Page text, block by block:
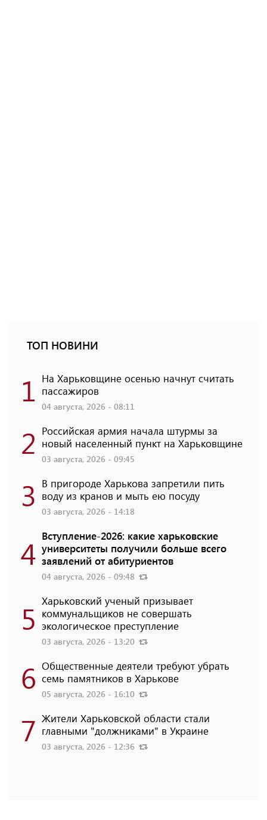
ТОП НОВИНИ
1 На Харьковщине осенью начнут считать
пассажиров
04 августа, 2026 - 08:11
2 Российская армия начала штурмы за
новый населенный пункт на Харьковщине
03 августа, 2026 - 09:45
3 В пригороде Харькова запретили пить
воду из кранов и мыть ею посуду
03 августа, 2026 - 14:18
4 Вступление-2026: какие харьковские
университеты получили больше всего
заявлений от абитуриентов
04 августа, 2026 - 09:48
5 Харьковский ученый призывает
коммунальщиков не совершать
экологическое преступление
03 августа, 2026 - 13:20
6 Общественные деятели требуют убрать
семь памятников в Харькове
05 августа, 2026 - 16:10
7 Жители Харьковской области стали
главными "должниками" в Украине
03 августа, 2026 - 12:36